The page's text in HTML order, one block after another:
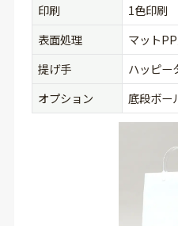
印刷
1色印刷
表面処理
マット
提げ手
ハッピー
オプション
底段ボー